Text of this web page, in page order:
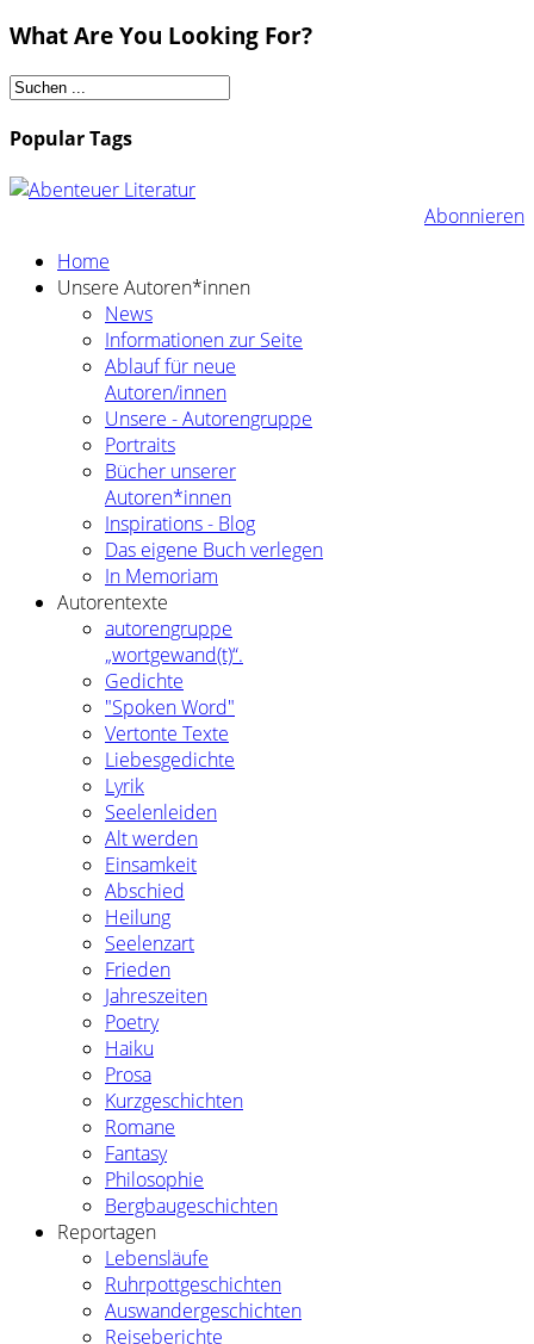
What Are You Looking For?
Popular Tags
Abonnieren
Home
Unsere Autoren*innen
News
Informationen zur Seite
Ablauf für neue
Autoren/innen
Unsere - Autorengruppe
Portraits
Bücher unserer
Autoren*innen
Inspirations - Blog
Das eigene Buch verlegen
In Memoriam
Autorentexte
autorengruppe
„wortgewand(t)“.
Gedichte
"Spoken Word"
Vertonte Texte
Liebesgedichte
Lyrik
Seelenleiden
Alt werden
Einsamkeit
Abschied
Heilung
Seelenzart
Frieden
Jahreszeiten
Poetry
Haiku
Prosa
Kurzgeschichten
Romane
Fantasy
Philosophie
Bergbaugeschichten
Reportagen
Lebensläufe
Ruhrpottgeschichten
Auswandergeschichten
Reiseberichte